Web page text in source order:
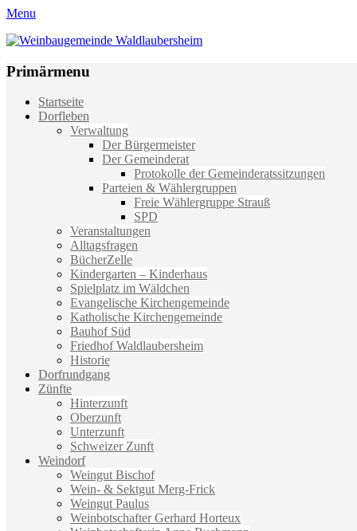
Menu
Weinbaugemeinde Waldlaubersheim
Primärmenu
Weiter
zum
Startseite
Dorfleben
Verwaltung
Der Bürgermeister
Der Gemeinderat
Protokolle der Gemeinderatssitzungen
Parteien & Wählergruppen
Freie Wählergruppe Strauß
SPD
Veranstaltungen
Alltagsfragen
BücherZelle
Kindergarten – Kinderhaus
Spielplatz im Wäldchen
Evangelische Kirchengemeinde
Katholische Kirchengemeinde
Bauhof Süd
Friedhof Waldlaubersheim
Historie
Dorfrundgang
Zünfte
Hinterzunft
Oberzunft
Unterzunft
Schweizer Zunft
Weindorf
Weingut Bischof
Wein- & Sektgut Merg-Frick
Weingut Paulus
Weinbotschafter Gerhard Horteux